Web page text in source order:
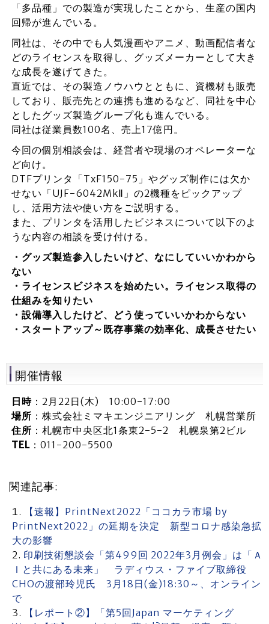
「多品種」での製造が実現したことから、生産の国内
回帰が進んでいる。
同社は、その中でも人気漫画やアニメ、動画配信者な
どのライセンスを取得し、グッズメーカーとして大き
な成長を遂げてきた。
直近では、その製造ノウハウとともに、資機材も販売
しており、販売先との連携も進めるなど、同社を中心
としたグッズ製造グループ化も進んでいる。
同社は従業員数100名、売上17億円。
今回の個別相談会は、経営者や現場のオペレーターな
ど向け。
DTFプリンタ「TxF150-75」やグッズ制作には欠か
せない「UJF-6042MkⅡ」の2機種をピックアップ
し、活用方法や使い方をご説明する。
また、プリンタを活用したビジネスについて以下のよ
うな内容の相談を受け付ける。
・グッズ製造参入したいけど、なにしていいかわから
ない
・ライセンスビジネスを始めたい。ライセンス取得の
仕組みを知りたい
・設備導入したけど、どう使っていいかわからない
・スタートアップ～既存事業の効率化、成長させたい
開催情報
日時：2月22日(木) 10:00-17:00
場所 ：株式会社ミマキエンジニアリング 札幌営業所
住所 ：札幌市中央区北1条東2-5-2 札幌泉第2ビル
TEL：011-200-5500
関連記事:
【速報】PrintNext2022「ココカラ市場 by
PrintNext2022」の延期を決定 新型コロナ感染急拡
大の影響
印刷技術懇談会「第499回 2022年3月例会」は「Ａ
Ｉと共にある未来」 ラディウス・ファイブ取締役
CHOの渡部玲児氏 3月18日(金)18:30～、オンライン
で
【レポート②】「第5回Japan マーケティング